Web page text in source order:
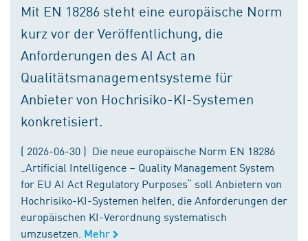
Mit EN 18286 steht eine europäische Norm
kurz vor der Veröffentlichung, die
Anforderungen des AI Act an
Qualitätsmanagementsysteme für
Anbieter von Hochrisiko-KI-Systemen
konkretisiert.
( 2026-06-30 ) Die neue europäische Norm EN 18286
„Artificial Intelligence – Quality Management System
for EU AI Act Regulatory Purposes“ soll Anbietern von
Hochrisiko-KI-Systemen helfen, die Anforderungen der
europäischen KI-Verordnung systematisch
umzusetzen. Mehr